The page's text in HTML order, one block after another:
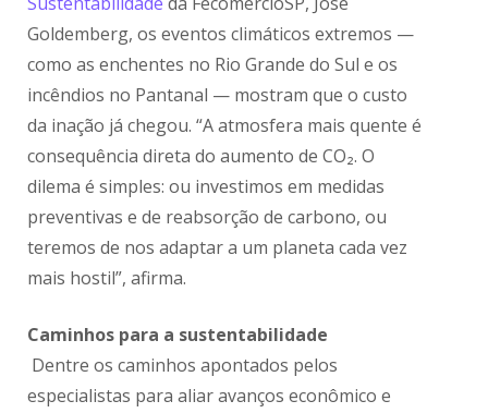
Goldemberg, os eventos climáticos extremos —
como as enchentes no Rio Grande do Sul e os
incêndios no Pantanal — mostram que o custo
da inação já chegou. “A atmosfera mais quente é
consequência direta do aumento de CO₂. O
dilema é simples: ou investimos em medidas
preventivas e de reabsorção de carbono, ou
teremos de nos adaptar a um planeta cada vez
mais hostil”, afirma.
Caminhos para a sustentabilidade
Dentre os caminhos apontados pelos
especialistas para aliar avanços econômico e